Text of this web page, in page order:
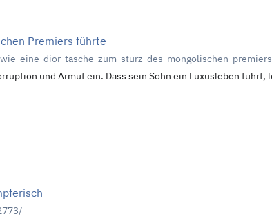
Premiers führte
eine-dior-tasche-zum-sturz-des-mongolischen-
und Armut ein. Dass sein Sohn ein Luxusleben